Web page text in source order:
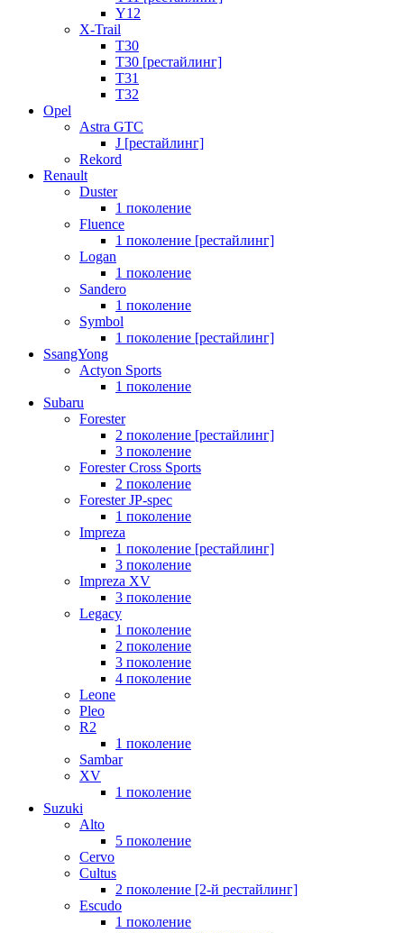
Y12
X-Trail
T30
T30 [рестайлинг]
T31
T32
Opel
Astra GTC
J [рестайлинг]
Rekord
Renault
Duster
1 поколение
Fluence
1 поколение [рестайлинг]
Logan
1 поколение
Sandero
1 поколение
Symbol
1 поколение [рестайлинг]
SsangYong
Actyon Sports
1 поколение
Subaru
Forester
2 поколение [рестайлинг]
3 поколение
Forester Cross Sports
2 поколение
Forester JP-spec
1 поколение
Impreza
1 поколение [рестайлинг]
3 поколение
Impreza XV
3 поколение
Legacy
1 поколение
2 поколение
3 поколение
4 поколение
Leone
Pleo
R2
1 поколение
Sambar
XV
1 поколение
Suzuki
Alto
5 поколение
Cervo
Cultus
2 поколение [2-й рестайлинг]
Escudo
1 поколение